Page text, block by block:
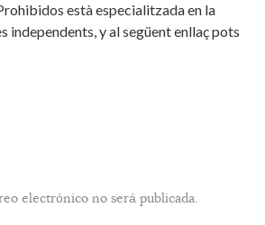
està especialitzada en la
independents, y al següent enllaç pots
electrónico no será publicada.